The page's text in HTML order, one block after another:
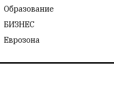
Образование
БИЗНЕС
Еврозона